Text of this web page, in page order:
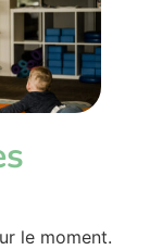
le moment.